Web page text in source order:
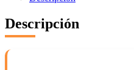
Descripción